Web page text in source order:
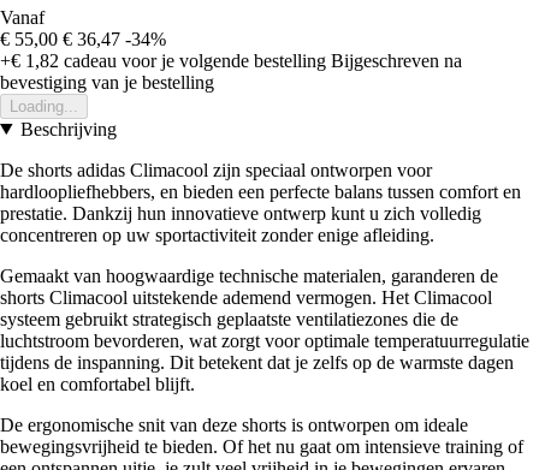
Vanaf
€ 55,00 € 36,47 -34%
+€ 1,82 cadeau voor je volgende bestelling Bijgeschreven na
bevestiging van je bestelling
Loading...
Beschrijving
De shorts adidas Climacool zijn speciaal ontworpen voor
hardloopliefhebbers, en bieden een perfecte balans tussen comfort en
prestatie. Dankzij hun innovatieve ontwerp kunt u zich volledig
concentreren op uw sportactiviteit zonder enige afleiding.
Gemaakt van hoogwaardige technische materialen, garanderen de
shorts Climacool uitstekende ademend vermogen. Het Climacool
systeem gebruikt strategisch geplaatste ventilatiezones die de
luchtstroom bevorderen, wat zorgt voor optimale temperatuurregulatie
tijdens de inspanning. Dit betekent dat je zelfs op de warmste dagen
koel en comfortabel blijft.
De ergonomische snit van deze shorts is ontworpen om ideale
bewegingsvrijheid te bieden. Of het nu gaat om intensieve training of